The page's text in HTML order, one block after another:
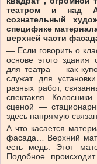
театром и над
сознательный
специфике
верхней части
— Если говорить о
основе этого здания
для театра — как
служат для
разных работ,
спектакля.
сценой —
здесь напрямую
А что касается
фасада… Верхний
есть медь. Этот
Подобное